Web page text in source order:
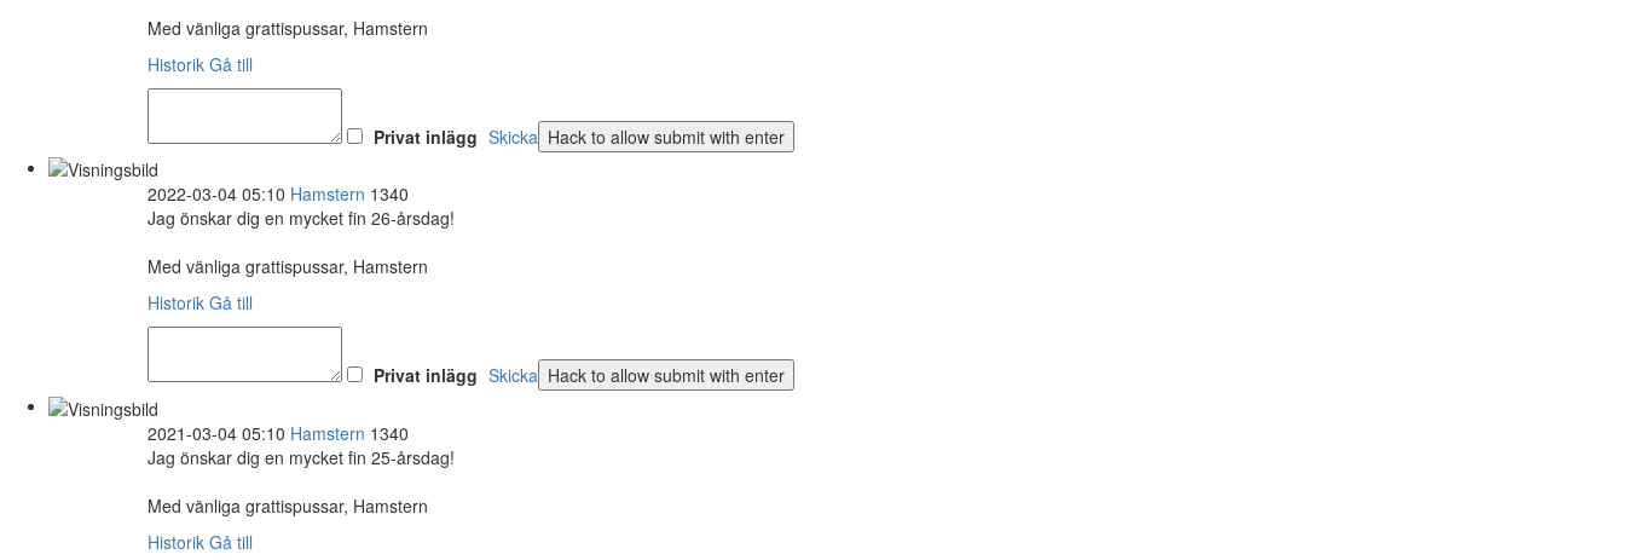
Med vänliga grattispussar, Hamstern
Historik Gå till
Privat inlägg Skicka
2022-03-04 05:10 Hamstern 1340
Jag önskar dig en mycket fin 26-årsdag!
Med vänliga grattispussar, Hamstern
Historik Gå till
Privat inlägg Skicka
2021-03-04 05:10 Hamstern 1340
Jag önskar dig en mycket fin 25-årsdag!
Med vänliga grattispussar, Hamstern
Historik Gå till